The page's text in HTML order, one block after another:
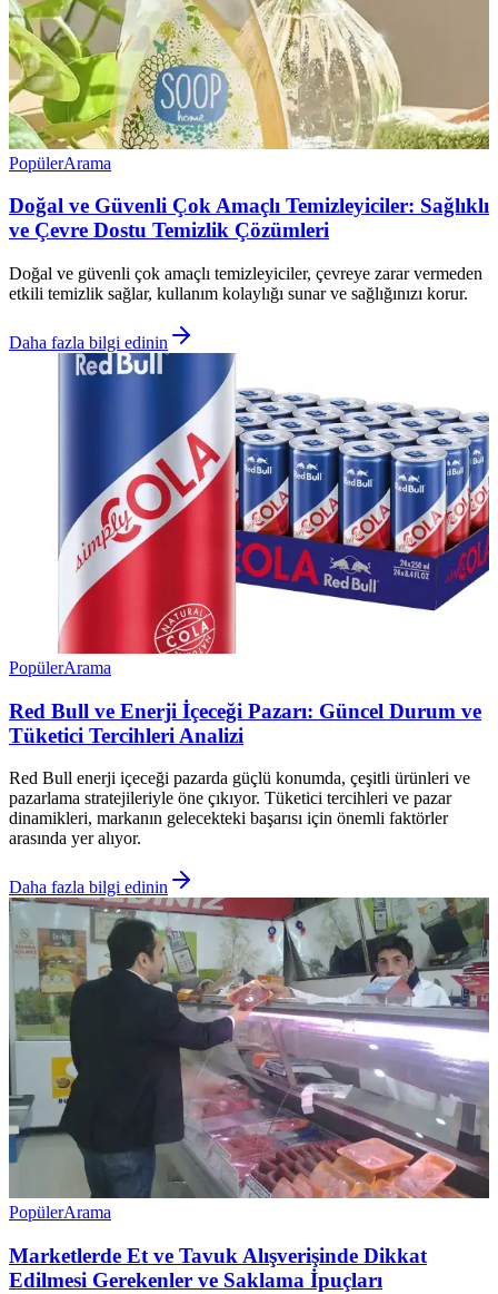
PopülerArama
Doğal ve Güvenli Çok Amaçlı Temizleyiciler: Sağlıklı
ve Çevre Dostu Temizlik Çözümleri
Doğal ve güvenli çok amaçlı temizleyiciler, çevreye zarar vermeden
etkili temizlik sağlar, kullanım kolaylığı sunar ve sağlığınızı korur.
Daha fazla bilgi edinin
PopülerArama
Red Bull ve Enerji İçeceği Pazarı: Güncel Durum ve
Tüketici Tercihleri Analizi
Red Bull enerji içeceği pazarda güçlü konumda, çeşitli ürünleri ve
pazarlama stratejileriyle öne çıkıyor. Tüketici tercihleri ve pazar
dinamikleri, markanın gelecekteki başarısı için önemli faktörler
arasında yer alıyor.
Daha fazla bilgi edinin
PopülerArama
Marketlerde Et ve Tavuk Alışverişinde Dikkat
Edilmesi Gerekenler ve Saklama İpuçları